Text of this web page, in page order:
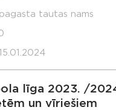
tautas nams
līga 2023. /
un vīriešiem